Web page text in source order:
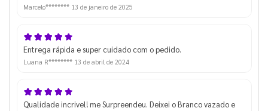
Marcelo******** 13 de janeiro de 2025
Entrega rápida e super cuidado com o pedido.
Luana R******** 13 de abril de 2024
Qualidade incrivel! me Surpreendeu. Deixei o Branco vazado e